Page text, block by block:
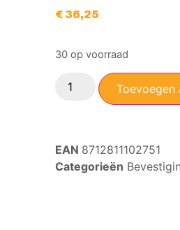
€36,25
30 op voorraad
Toevoegen
EAN 8712811102751
Categorieën